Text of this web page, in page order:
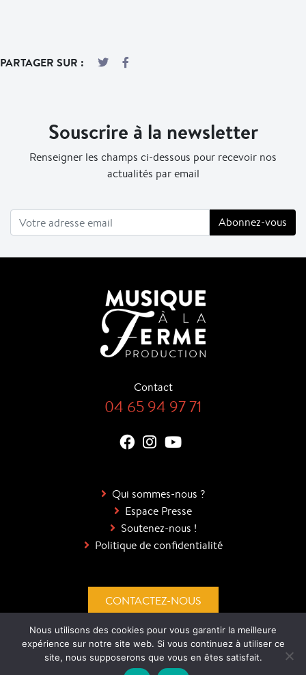
PARTAGER SUR :
Souscrire à la newsletter
Renseigner les champs ci-dessous pour recevoir nos
actualités par email
Contact
04 65 94 97 71
Qui sommes-nous ?
Espace Presse
Soutenez-nous !
Politique de confidentialité
CONTACTEZ-NOUS
DEVENEZ BÉNÉVOLES !
Nous utilisons des cookies pour vous garantir la meilleure
expérience sur notre site web. Si vous continuez à utiliser ce
site, nous supposerons que vous en êtes satisfait.